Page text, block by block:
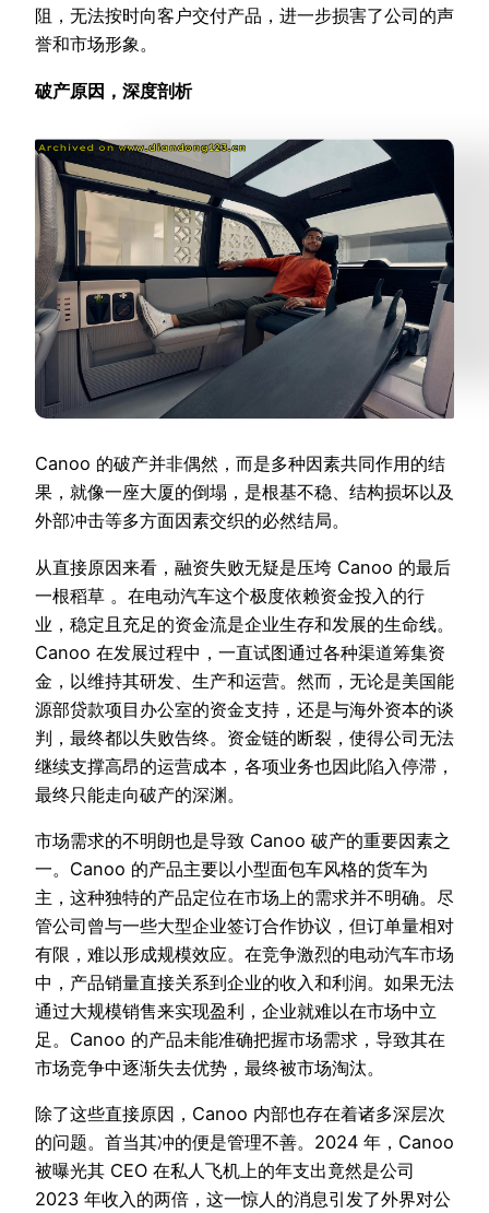
阻，无法按时向客户交付产品，进一步损害了公司的声
誉和市场形象。
破产原因，深度剖析
Canoo 的破产并非偶然，而是多种因素共同作用的结
果，就像一座大厦的倒塌，是根基不稳、结构损坏以及
外部冲击等多方面因素交织的必然结局。
从直接原因来看，融资失败无疑是压垮 Canoo 的最后
一根稻草 。在电动汽车这个极度依赖资金投入的行
业，稳定且充足的资金流是企业生存和发展的生命线。
Canoo 在发展过程中，一直试图通过各种渠道筹集资
金，以维持其研发、生产和运营。然而，无论是美国能
源部贷款项目办公室的资金支持，还是与海外资本的谈
判，最终都以失败告终。资金链的断裂，使得公司无法
继续支撑高昂的运营成本，各项业务也因此陷入停滞，
最终只能走向破产的深渊。
市场需求的不明朗也是导致 Canoo 破产的重要因素之
一。Canoo 的产品主要以小型面包车风格的货车为
主，这种独特的产品定位在市场上的需求并不明确。尽
管公司曾与一些大型企业签订合作协议，但订单量相对
有限，难以形成规模效应。在竞争激烈的电动汽车市场
中，产品销量直接关系到企业的收入和利润。如果无法
通过大规模销售来实现盈利，企业就难以在市场中立
足。Canoo 的产品未能准确把握市场需求，导致其在
市场竞争中逐渐失去优势，最终被市场淘汰。
除了这些直接原因，Canoo 内部也存在着诸多深层次
的问题。首当其冲的便是管理不善。2024 年，Canoo
被曝光其 CEO 在私人飞机上的年支出竟然是公司
2023 年收入的两倍，这一惊人的消息引发了外界对公